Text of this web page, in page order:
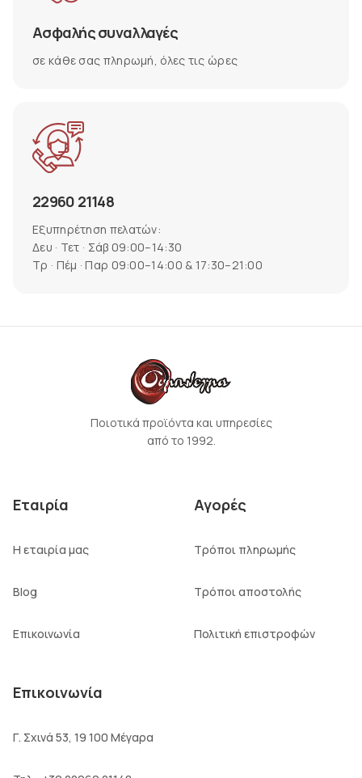
Ασφαλής συναλλαγές
σε κάθε σας πληρωμή, όλες τις ώρες
22960 21148
Εξυπηρέτηση πελατών:
Δευ · Τετ · Σάβ 09:00–14:30
Τρ · Πέμ · Παρ 09:00–14:00 & 17:30–21:00
Ποιοτικά προϊόντα και υπηρεσίες
από το 1992.
Εταιρία
Η εταιρία μας
Blog
Επικοινωνία
Αγορές
Τρόποι πληρωμής
Τρόποι αποστολής
Πολιτική επιστροφών
Επικοινωνία
Γ. Σχινά 53, 19 100 Μέγαρα